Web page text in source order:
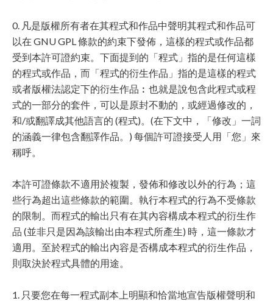
0. 凡是版權所有者在其程式和作品中聲明其程式和作品可
以在 GNU GPL 條款的約束下發佈，這樣的程式或作品都
受到本許可證約束。下面提到的「程式」指的是任何這樣
的程式或作品，而「程式的衍生作品」指的是這樣的程式
或者版權法認定下的衍生作品︰也就是說包含此程式或程
式的一部分的套件，可以是原封不動的，或經過修改的，
和/或翻譯成其他語言的 (程式)。(在下文中，「修改」一詞
的涵義一律包含翻譯作品。) 每個許可證接受人用「您」來
稱呼。
本許可證條款不適用於複製，發佈和修改以外的行為；這
些行為超出這些條款的範圍。執行本程式的行為不受條款
的限制。而程式的輸出只有在其內容構成本程式的衍生作
品 (並非只是因為該輸出由本程式所產生) 時，這一條款才
適用。至於程式的輸出內容是否構成本程式的衍生作品，
則取決於程式具體的用途。
1. 只要您在每一程式副本上明顯和恰當地宣告版權聲明和